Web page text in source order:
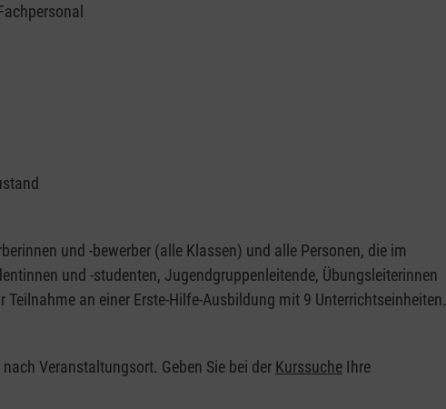
und -bewerber (alle Klassen) und alle Personen, die im
und -studenten, Jugendgruppenleitende, Übungsleiterinnen
an einer Erste-Hilfe-Ausbildung mit 9 Unterrichtseinheiten.
Veranstaltungsort. Geben Sie bei der Kurssuche Ihre